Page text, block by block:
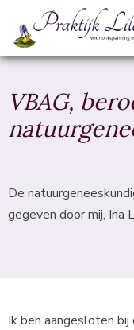
VBAG,
De
gegeven door mij, Ina
Ik ben aangesloten